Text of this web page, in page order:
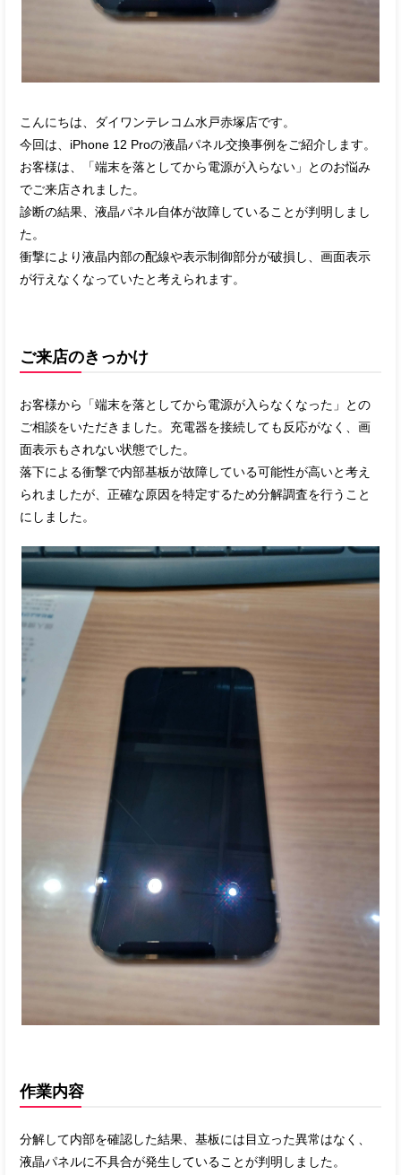
こんにちは、ダイワンテレコム水戸赤塚店です。
今回は、iPhone 12 Proの液晶パネル交換事例をご紹介します。
お客様は、「端末を落としてから電源が入らない」とのお悩み
でご来店されました。
診断の結果、液晶パネル自体が故障していることが判明しまし
た。
衝撃により液晶内部の配線や表示制御部分が破損し、画面表示
が行えなくなっていたと考えられます。
ご来店のきっかけ
お客様から「端末を落としてから電源が入らなくなった」との
ご相談をいただきました。充電器を接続しても反応がなく、画
面表示もされない状態でした。
落下による衝撃で内部基板が故障している可能性が高いと考え
られましたが、正確な原因を特定するため分解調査を行うこと
にしました。
作業内容
分解して内部を確認した結果、基板には目立った異常はなく、
液晶パネルに不具合が発生していることが判明しました。